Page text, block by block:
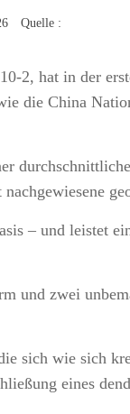
Quelle :
hat in der
die China
– und leistet
und zwei
sich wie sich
eines